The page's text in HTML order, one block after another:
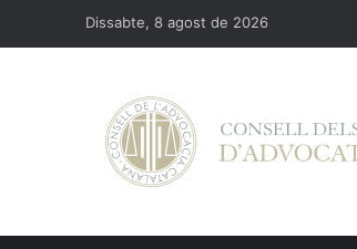
Dissabte, 8 agost de 2026